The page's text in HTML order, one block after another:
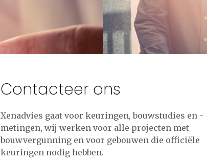
Contacteer ons
Xenadvies gaat voor keuringen, bouwstudies en -
metingen, wij werken voor alle projecten met
bouwvergunning en voor gebouwen die officiële
keuringen nodig hebben.